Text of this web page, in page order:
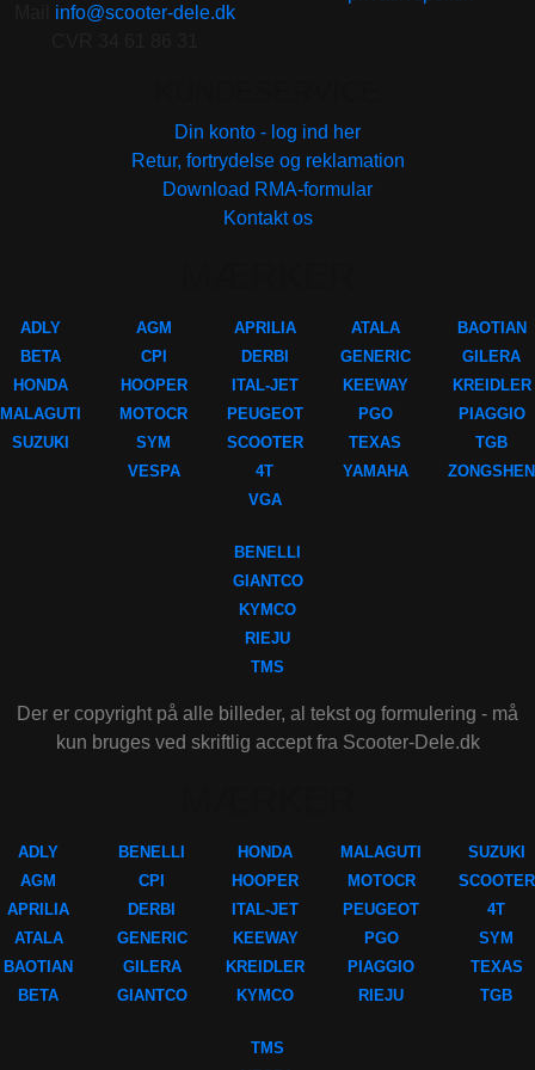
info@scooter-dele.dk
Din konto - log ind her
Retur, fortrydelse og reklamation
Download RMA-formular
Kontakt os
ADLY
BETA
HONDA
MALAGUTI
SUZUKI
AGM
CPI
HOOPER
MOTOCR
SYM
VESPA
APRILIA
DERBI
ITAL-JET
PEUGEOT
SCOOTER
4T
VGA
ATALA
GENERIC
KEEWAY
PGO
TEXAS
YAMAHA
BAOTIAN
GILERA
KREIDLER
PIAGGIO
TGB
ZONGSHEN
BENELLI
GIANTCO
KYMCO
RIEJU
TMS
Der er copyright på alle billeder, al tekst og formulering - må
kun bruges ved skriftlig accept fra Scooter-Dele.dk
ADLY
AGM
APRILIA
ATALA
BAOTIAN
BETA
BENELLI
CPI
DERBI
GENERIC
GILERA
GIANTCO
HONDA
HOOPER
ITAL-JET
KEEWAY
KREIDLER
KYMCO
MALAGUTI
MOTOCR
PEUGEOT
PGO
PIAGGIO
RIEJU
SUZUKI
SCOOTER
4T
SYM
TEXAS
TGB
TMS